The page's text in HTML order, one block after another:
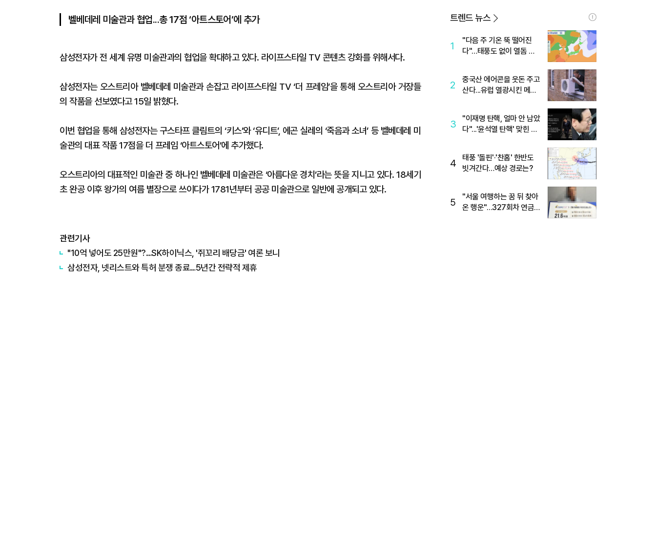
벨베데레 미술관과 협업...총 17점 ‘아트스토어’에 추가
삼성전자가 전 세계 유명 미술관과의 협업을 확대하고 있다. 라이프스타일 TV 콘텐츠 강화를 위해서다.
삼성전자는 오스트리아 벨베데레 미술관과 손잡고 라이프스타일 TV ‘더 프레임’을 통해 오스트리아 거장들
의 작품을 선보였다고 15일 밝혔다.
이번 협업을 통해 삼성전자는 구스타프 클림트의 ‘키스’와 ‘유디트’, 에곤 실레의 ‘죽음과 소녀’ 등 벨베데레 미
술관의 대표 작품 17점을 더 프레임 ‘아트스토어’에 추가했다.
오스트리아의 대표적인 미술관 중 하나인 벨베데레 미술관은 ‘아름다운 경치’라는 뜻을 지니고 있다. 18세기
초 완공 이후 왕가의 여름 별장으로 쓰이다가 1781년부터 공공 미술관으로 일반에 공개되고 있다.
관련기사
"10억 넣어도 25만원"?…SK하이닉스, '쥐꼬리 배당금' 여론 보니
삼성전자, 넷리스트와 특허 분쟁 종료…5년간 전략적 제휴
트렌드 뉴스
1
"다음 주 기온 뚝 떨어진
다"…태풍도 없이 열돔 박
2
중국산 에어콘을 웃돈 주고
산다...유럽 열광시킨 메이
3
"이재명 탄핵, 얼마 안 남았
다"...'윤석열 탄핵' 맞힌 무
4
태풍 '돌핀'·'찬홈' 한반도
빗겨간다…예상 경로는?
5
"서울 여행하는 꿈 뒤 찾아
온 행운"…327회차 연금